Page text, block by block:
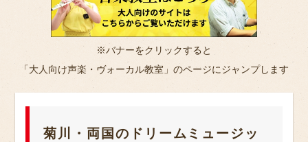
※バナーをクリックすると
「大人向け声楽・ヴォーカル教室」のページにジャンプします
菊川・両国のドリームミュージッ